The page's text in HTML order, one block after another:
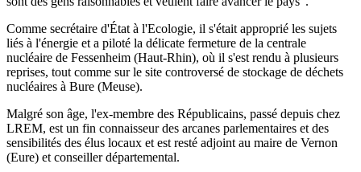
Comme secrétaire d'État à l'Ecologie, il s'était approprié les sujets
liés à l'énergie et a piloté la délicate fermeture de la centrale
nucléaire de Fessenheim (Haut-Rhin), où il s'est rendu à plusieurs
reprises, tout comme sur le site controversé de stockage de déchets
nucléaires à Bure (Meuse).
Malgré son âge, l'ex-membre des Républicains, passé depuis chez
LREM, est un fin connaisseur des arcanes parlementaires et des
sensibilités des élus locaux et est resté adjoint au maire de Vernon
(Eure) et conseiller départemental.